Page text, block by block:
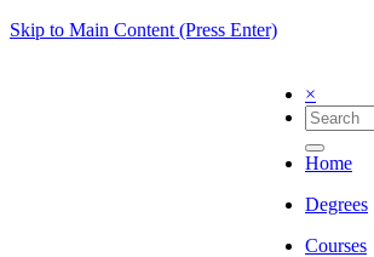
Skip to Main Content (Press Enter)
×
Home
Degrees
Courses